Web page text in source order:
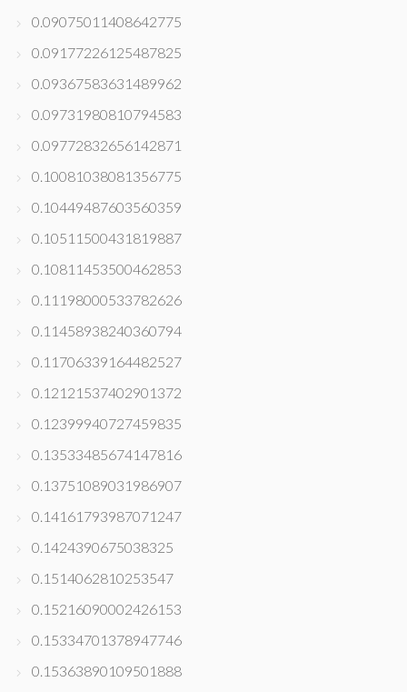
0.09075011408642775
0.09177226125487825
0.09367583631489962
0.09731980810794583
0.09772832656142871
0.10081038081356775
0.10449487603560359
0.10511500431819887
0.10811453500462853
0.11198000533782626
0.11458938240360794
0.11706339164482527
0.12121537402901372
0.12399940727459835
0.13533485674147816
0.13751089031986907
0.14161793987071247
0.1424390675038325
0.1514062810253547
0.15216090002426153
0.15334701378947746
0.15363890109501888